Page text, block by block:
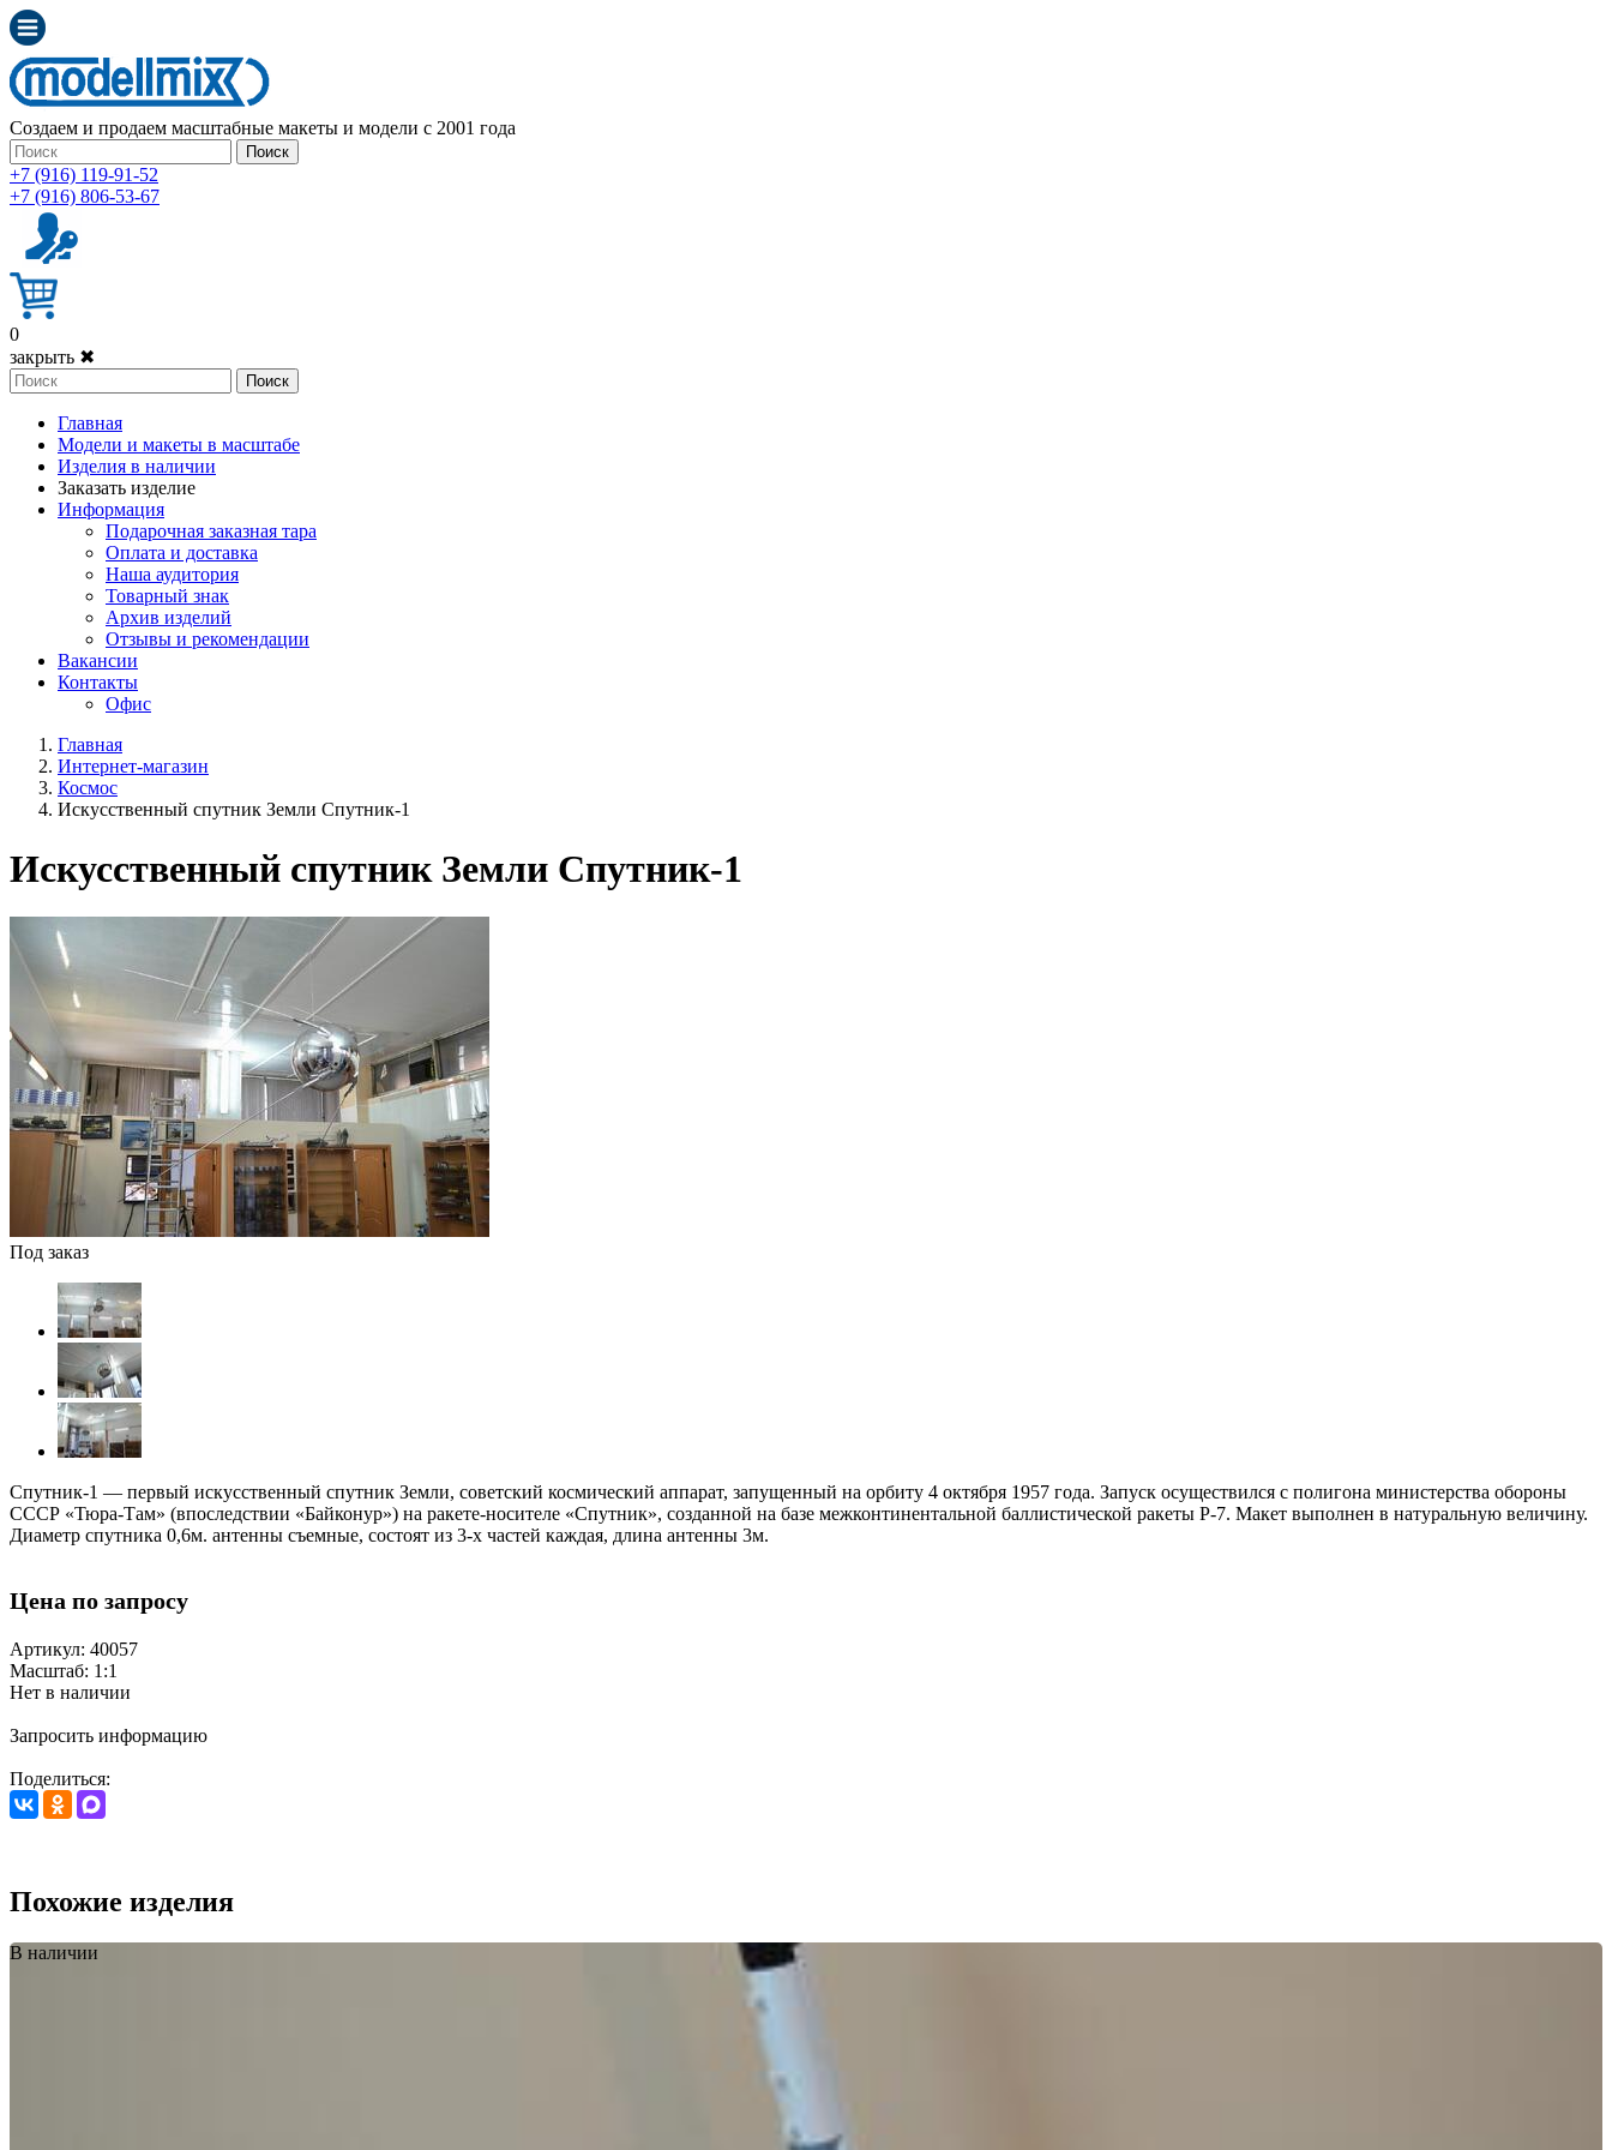
Создаем и продаем масштабные макеты и модели с 2001 года
Поиск
+7 (916) 119-91-52
+7 (916) 806-53-67
0
закрыть ✖
Поиск
Главная
Модели и макеты в масштабе
Изделия в наличии
Заказать изделие
Информация
Подарочная заказная тара
Оплата и доставка
Наша аудитория
Товарный знак
Архив изделий
Отзывы и рекомендации
Вакансии
Контакты
Офис
Главная
Интернет-магазин
Космос
Искусственный спутник Земли Спутник-1
Искусственный спутник Земли Спутник-1
Под заказ
Спутник-1 — первый искусственный спутник Земли, советский космический аппарат, запущенный на орбиту 4 октября 1957 года. Запуск осуществился с полигона министерства обороны
СССР «Тюра-Там» (впоследствии «Байконур») на ракете-носителе «Спутник», созданной на базе межконтинентальной баллистической ракеты Р-7. Макет выполнен в натуральную величину.
Диаметр спутника 0,6м. антенны съемные, состоят из 3-х частей каждая, длина антенны 3м.
Цена по запросу
Артикул: 40057
Масштаб: 1:1
Нет в наличии
Запросить информацию
Поделиться:
Похожие изделия
В наличии